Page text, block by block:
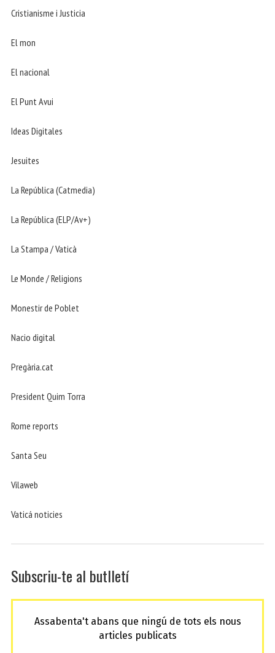
Cristianisme i Justicia
El mon
El nacional
El Punt Avui
Ideas Digitales
Jesuites
La República (Catmedia)
La República (ELP/Av+)
La Stampa / Vaticà
Le Monde / Religions
Monestir de Poblet
Nacio digital
Pregària.cat
President Quim Torra
Rome reports
Santa Seu
Vilaweb
Vaticá noticies
Subscriu-te al butlletí
Assabenta't abans que ningú de tots els nous
articles publicats